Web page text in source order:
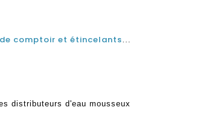
Découvrez le confort des distributeurs d'eau de comptoir et étincelants avec des solutions d'eau étincelantes pour les entreprises technologiques
distributeurs d'eau mousseux